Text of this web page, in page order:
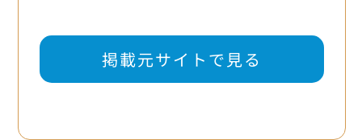
掲載元サイトで見る